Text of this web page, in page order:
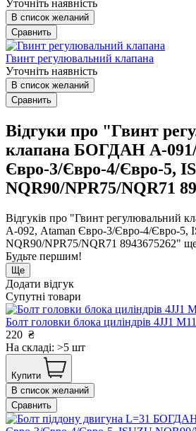
Уточніть наявність
В список желаний
Сравнить
Гвинт регулювальний клапана
Уточніть наявність
В список желаний
Сравнить
Відгуки про "Гвинт
клапана БОГДАН А-
Євро-3/Євро-4/Євро-5,
NQR90/NPR75/NQR71
Відгуків про "Гвинт регулювальний
А-092, Ataman Євро-3/Євро-4/Євро-5,
NQR90/NPR75/NQR71 8943675262"
Будьте першим!
Ще
Додати відгук
Супутні товари
Болт головки блока циліндрів 4JJ1
220 ₴
На складі: >5 шт
Купити
В список желаний
Сравнить